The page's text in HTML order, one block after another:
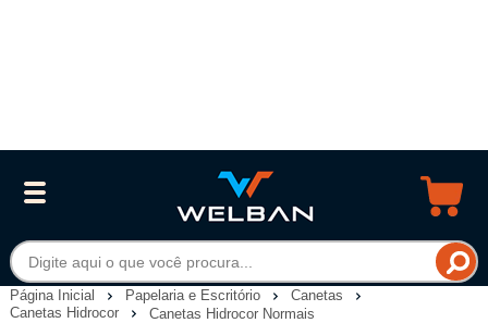
Página Inicial Papelaria e Escritório
Canetas
Canetas Hidrocor
Canetas Hidrocor Normais